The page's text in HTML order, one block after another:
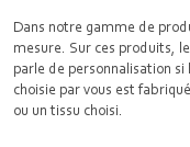
Dans notre gamme de
mesure. Sur ces produits,
parle de personnalisation
choisie par vous est
ou un tissu choisi.